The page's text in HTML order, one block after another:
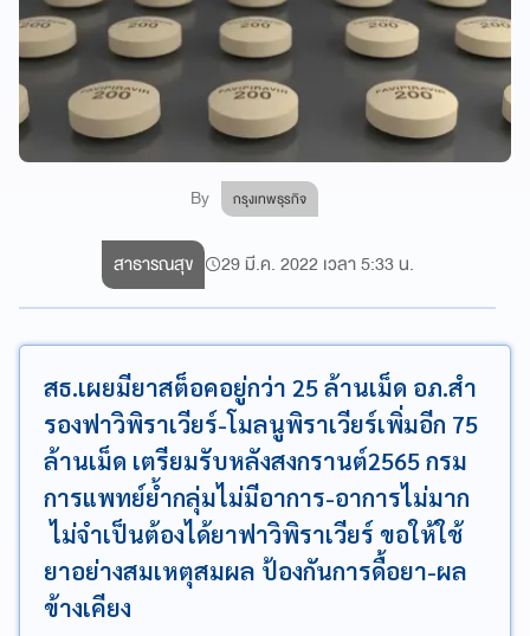
By กรุงเทพธุรกิจ
สาธารณสุข 29 มี.ค. 2022 เวลา 5:33 น.
สธ.เผยมียาสต็อคอยู่กว่า 25 ล้านเม็ด อภ.สำ
รองฟาวิพิราเวียร์-โมลนูพิราเวียร์เพิ่มอีก 75
ล้านเม็ด เตรียมรับหลังสงกรานต์2565 กรม
การแพทย์ย้ำกลุ่มไม่มีอาการ-อาการไม่มาก
ไม่จำเป็นต้องได้ยาฟาวิพิราเวียร์ ขอให้ใช้
ยาอย่างสมเหตุสมผล ป้องกันการดื้อยา-ผล
ข้างเคียง